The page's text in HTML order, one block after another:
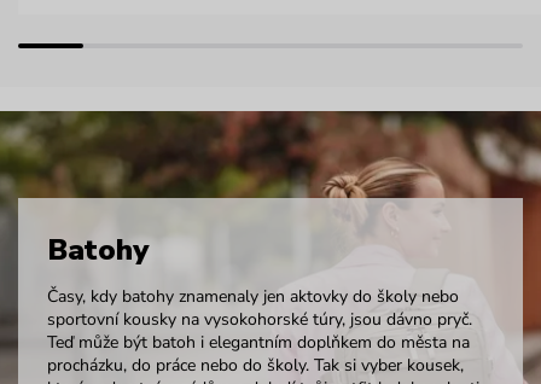
Batohy
Časy, kdy batohy znamenaly jen aktovky do školy nebo
sportovní kousky na vysokohorské túry, jsou dávno pryč.
Teď může být batoh i elegantním doplňkem do města na
procházku, do práce nebo do školy. Tak si vyber kousek,